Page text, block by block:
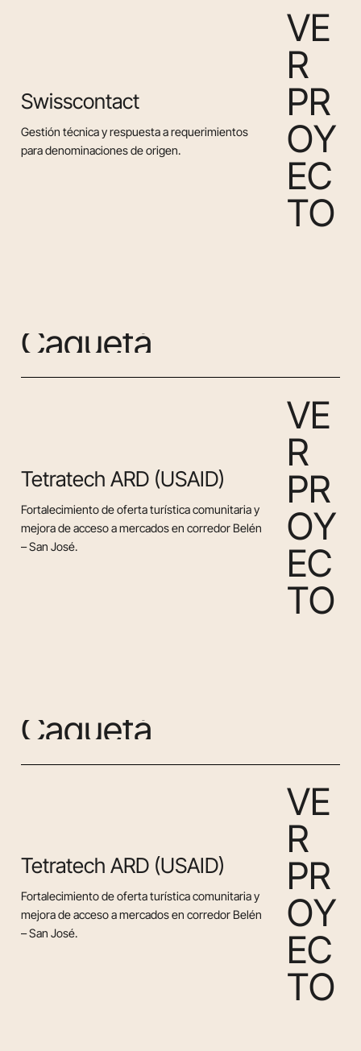
Swisscontact
Gestión técnica y respuesta a requerimientos
para denominaciones de origen.
VE
R
PR
OY
EC
TO
Caquetá
Tetratech ARD (USAID)
Fortalecimiento de oferta turística comunitaria y
mejora de acceso a mercados en corredor Belén
– San José.
VE
R
PR
OY
EC
TO
Caquetá
Tetratech ARD (USAID)
Fortalecimiento de oferta turística comunitaria y
mejora de acceso a mercados en corredor Belén
– San José.
VE
R
PR
OY
EC
TO